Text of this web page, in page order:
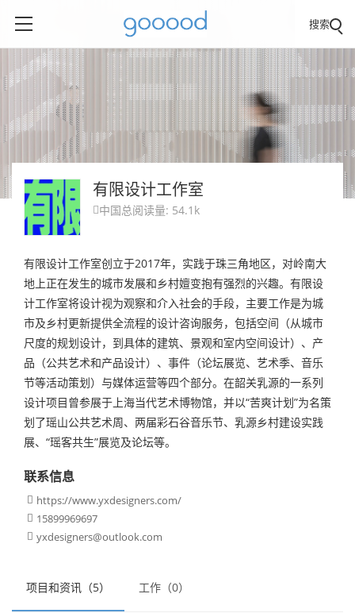
搜索
项目和资讯（5） 工作（0）
有限设计工作室
 中国总阅读量: 54.1k
有限设计工作室创立于2017年，实践于珠三角地区，对岭南大
地上正在发生的城市发展和乡村嬗变抱有强烈的兴趣。有限设
计工作室将设计视为观察和介入社会的手段，主要工作是为城
市及乡村更新提供全流程的设计咨询服务，包括空间（从城市
尺度的规划设计，到具体的建筑、景观和室内空间设计）、产
品（公共艺术和产品设计）、事件（论坛展览、艺术季、音乐
节等活动策划）与媒体运营等四个部分。在韶关乳源的一系列
设计项目曾参展于上海当代艺术博物馆，并以“苦爽计划”为名策
划了瑶山公共艺术周、两届彩石谷音乐节、乳源乡村建设实践
展、“瑶客共生”展览及论坛等。
联系信息
 https://www.yxdesigners.com/
 15899969697
 yxdesigners@outlook.com